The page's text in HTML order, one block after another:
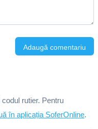
Adaugă comentariu
rutier. Pentru
în aplicația SoferOnline.